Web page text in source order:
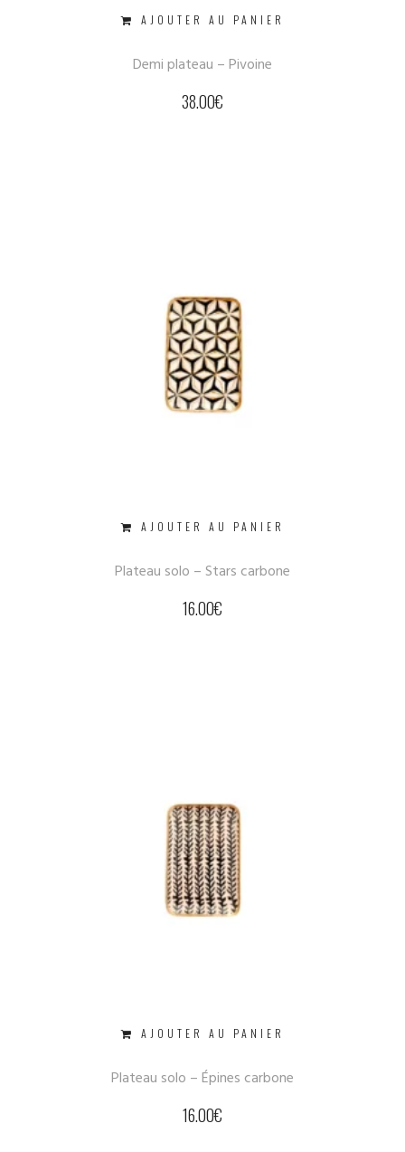
AJOUTER AU PANIER
Demi plateau – Pivoine
38.00€
AJOUTER AU PANIER
Plateau solo – Stars carbone
16.00€
AJOUTER AU PANIER
Plateau solo – Épines carbone
16.00€